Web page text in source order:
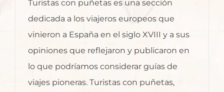
Turistas con puñetas es una sección
dedicada a los viajeros europeos que
vinieron a España en el siglo XVIII y a sus
opiniones que reflejaron y publicaron en
lo que podríamos considerar guías de
viajes pioneras. Turistas con puñetas,